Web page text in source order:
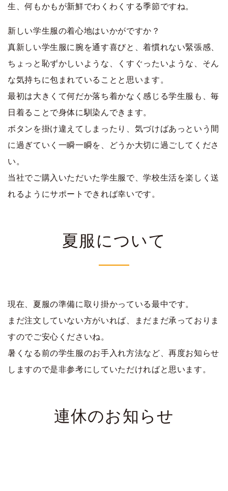
生、何もかもが新鮮でわくわくする季節ですね。
新しい学生服の着心地はいかがですか？
真新しい学生服に腕を通す喜びと、着慣れない緊張感、
ちょっと恥ずかしいような、くすぐったいような、そん
な気持ちに包まれていることと思います。
最初は大きくて何だか落ち着かなく感じる学生服も、毎
日着ることで身体に馴染んできます。
ボタンを掛け違えてしまったり、気づけばあっという間
に過ぎていく一瞬一瞬を、どうか大切に過ごしてくださ
い。
当社でご購入いただいた学生服で、学校生活を楽しく送
れるようにサポートできれば幸いです。
夏服について
現在、夏服の準備に取り掛かっている最中です。
まだ注文していない方がいれば、まだまだ承っておりま
すのでご安心くださいね。
暑くなる前の学生服のお手入れ方法など、再度お知らせ
しますので是非参考にしていただければと思います。
連休のお知らせ